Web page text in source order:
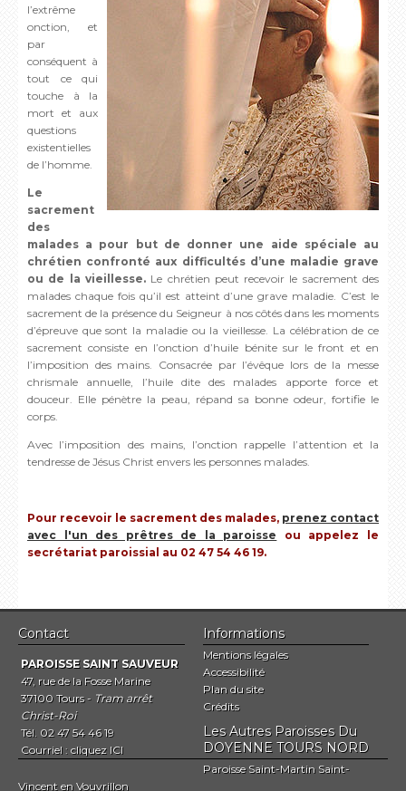
l’extrême
onction, et
par
conséquent à
tout ce qui
touche à la
mort et aux
questions
existentielles
de l’homme.
Le
sacrement
des
malades a pour but de donner une aide spéciale au
chrétien confronté aux difficultés d’une maladie grave
ou de la vieillesse.Le chrétien peut recevoir le sacrement des
malades chaque fois qu’il est atteint d’une grave maladie. C’est le
sacrement de la présence du Seigneur à nos côtés dans les moments
d’épreuve que sont la maladie ou la vieillesse. La célébration de ce
sacrement consiste en l’onction d’huile bénite sur le front et en
l’imposition des mains. Consacrée par l’évêque lors de la messe
chrismale annuelle, l’huile dite des malades apporte force et
douceur. Elle pénètre la peau, répand sa bonne odeur, fortifie le
corps.
Avec l’imposition des mains, l’onction rappelle l’attention et la
tendresse de Jésus Christ envers les personnes malades.
Pour recevoir le sacrement des malades, prenez contact
avec l'un des prêtres de la paroisse ou appelez le
secrétariat paroissial au 02 47 54 46 19.
Contact
PAROISSE SAINT SAUVEUR
47, rue de la Fosse Marine
37100 Tours - Tram arrêt
Christ-Roi
Tél. 02 47 54 46 19
Courriel : cliquez ICI
Informations
Mentions légales
Accessibilité
Plan du site
Crédits
Les Autres Paroisses Du
DOYENNE TOURS NORD
Paroisse Saint-Martin Saint-
Vincent en Vouvrillon